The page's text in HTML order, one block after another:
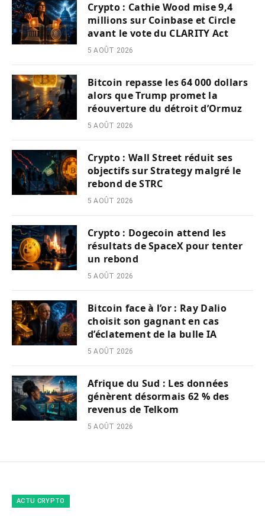
Crypto : Cathie Wood mise 9,4
millions sur Coinbase et Circle
avant le vote du CLARITY Act
5 AOÛT 2026
Bitcoin repasse les 64 000 dollars
alors que Trump promet la
réouverture du détroit d’Ormuz
5 AOÛT 2026
Crypto : Wall Street réduit ses
objectifs sur Strategy malgré le
rebond de STRC
5 AOÛT 2026
Crypto : Dogecoin attend les
résultats de SpaceX pour tenter
un rebond
5 AOÛT 2026
Bitcoin face à l’or : Ray Dalio
choisit son gagnant en cas
d’éclatement de la bulle IA
5 AOÛT 2026
Afrique du Sud : Les données
génèrent désormais 62 % des
revenus de Telkom
5 AOÛT 2026
ACTU CRYPTO